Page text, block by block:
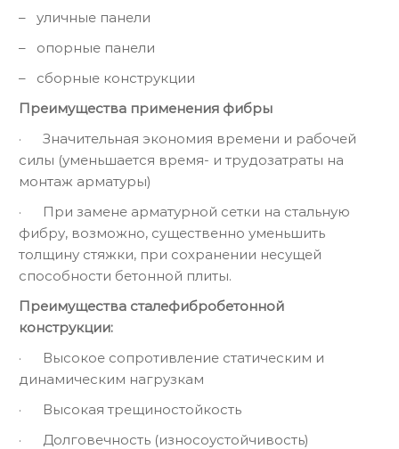
– уличные панели
– опорные панели
– сборные конструкции
Преимущества применения фибры
· Значительная экономия времени и рабочей
силы (уменьшается время- и трудозатраты на
монтаж арматуры)
· При замене арматурной сетки на стальную
фибру, возможно, существенно уменьшить
толщину стяжки, при сохранении несущей
способности бетонной плиты.
Преимущества сталефибробетонной
конструкции:
· Высокое сопротивление статическим и
динамическим нагрузкам
· Высокая трещиностойкость
· Долговечность (износоустойчивость)